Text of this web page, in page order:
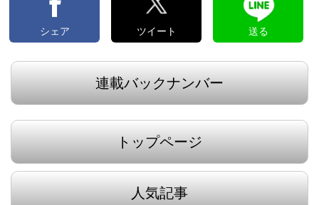
シェア ツイート 送る
連載バックナンバー
トップページ
人気記事